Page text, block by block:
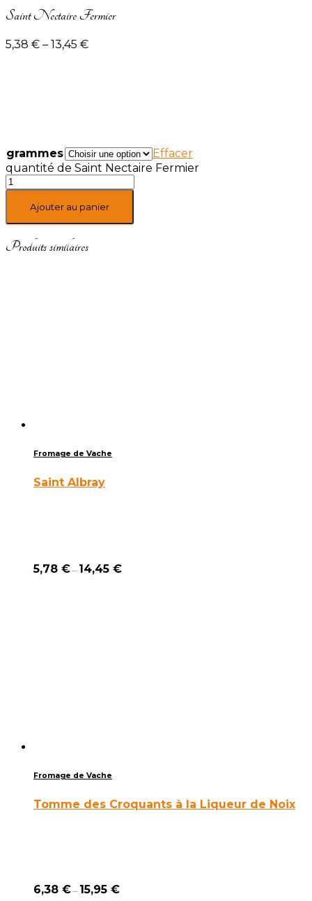
Saint Nectaire Fermier
5,38 € – 13,45 €
grammes
Effacer
quantité de Saint Nectaire Fermier
Ajouter au panier
Produits similaires
Fromage de Vache
Saint Albray
5,78 €–14,45 €
Fromage de Vache
Tomme des Croquants à la Liqueur de Noix
6,38 €–15,95 €